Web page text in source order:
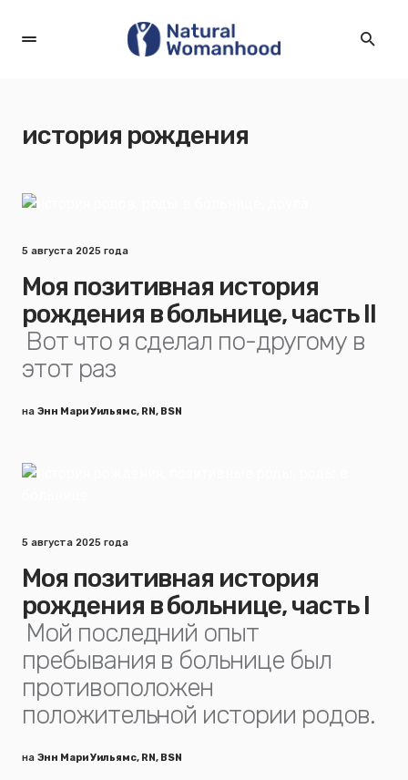
история рождения
5 августа 2025 года
Моя позитивная история
рождения в больнице, часть II
Вот что я сделал по-другому в
этот раз
на Энн Мари Уильямс, RN, BSN
5 августа 2025 года
Моя позитивная история
рождения в больнице, часть I
Мой последний опыт
пребывания в больнице был
противоположен
положительной истории родов.
на Энн Мари Уильямс, RN, BSN